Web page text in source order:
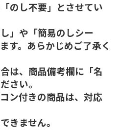
のし不要」とさせてい
」や「簡易のしシー
す。あらかじめご了承く
は、商品備考欄に「名
さい。
ン付きの商品は、対応
きません。